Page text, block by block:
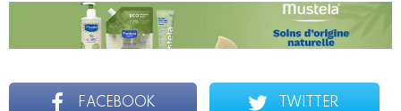
FACEBOOK TWITTER